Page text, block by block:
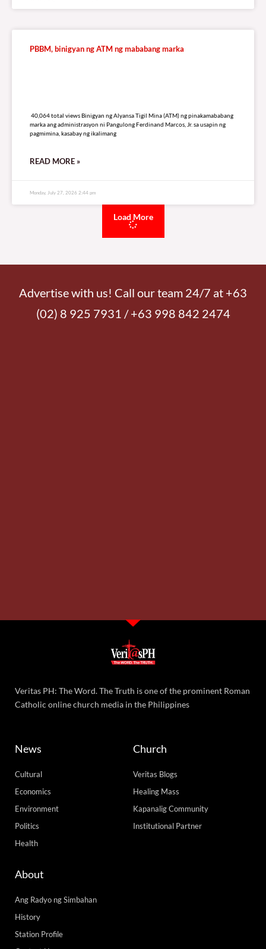
PBBM, binigyan ng ATM ng mababang marka
40,064 total views Binigyan ng Alyansa Tigil Mina (ATM) ng pinakamababang
marka ang administrasyon ni Pangulong Ferdinand Marcos, Jr. sa usapin ng
pagmimina, kasabay ng ikalimang
READ MORE »
Monday, July 27, 2026 2:44 pm
Load More
Advertise with us! Call our team 24/7 at +63
(02) 8 925 7931 / +63 998 842 2474
Veritas PH: The Word. The Truth is one of the prominent Roman
Catholic online church media in the Philippines
News
Cultural
Economics
Environment
Politics
Health
Church
Veritas Blogs
Healing Mass
Kapanalig Community
Institutional Partner
About
Ang Radyo ng Simbahan
History
Station Profile